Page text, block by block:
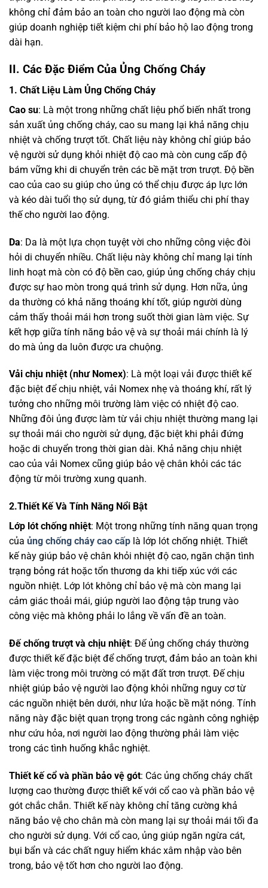
không chỉ đảm bảo an toàn cho người lao động mà còn
giúp doanh nghiệp tiết kiệm chi phí bảo hộ lao động trong
dài hạn.
II. Các Đặc Điểm Của Ủng Chống Cháy
1. Chất Liệu Làm Ủng Chống Cháy
Cao su: Là một trong những chất liệu phổ biến nhất trong
sản xuất ủng chống cháy, cao su mang lại khả năng chịu
nhiệt và chống trượt tốt. Chất liệu này không chỉ giúp bảo
vệ người sử dụng khỏi nhiệt độ cao mà còn cung cấp độ
bám vững khi di chuyển trên các bề mặt trơn trượt. Độ bền
cao của cao su giúp cho ủng có thể chịu được áp lực lớn
và kéo dài tuổi thọ sử dụng, từ đó giảm thiểu chi phí thay
thế cho người lao động.
Da: Da là một lựa chọn tuyệt vời cho những công việc đòi
hỏi di chuyển nhiều. Chất liệu này không chỉ mang lại tính
linh hoạt mà còn có độ bền cao, giúp ủng chống cháy chịu
được sự hao mòn trong quá trình sử dụng. Hơn nữa, ủng
da thường có khả năng thoáng khí tốt, giúp người dùng
cảm thấy thoải mái hơn trong suốt thời gian làm việc. Sự
kết hợp giữa tính năng bảo vệ và sự thoải mái chính là lý
do mà ủng da luôn được ưa chuộng.
Vải chịu nhiệt (như Nomex): Là một loại vải được thiết kế
đặc biệt để chịu nhiệt, vải Nomex nhẹ và thoáng khí, rất lý
tưởng cho những môi trường làm việc có nhiệt độ cao.
Những đôi ủng được làm từ vải chịu nhiệt thường mang lại
sự thoải mái cho người sử dụng, đặc biệt khi phải đứng
hoặc di chuyển trong thời gian dài. Khả năng chịu nhiệt
cao của vải Nomex cũng giúp bảo vệ chân khỏi các tác
động từ môi trường xung quanh.
2.Thiết Kế Và Tính Năng Nổi Bật
Lớp lót chống nhiệt: Một trong những tính năng quan trọng
của ủng chống cháy cao cấp là lớp lót chống nhiệt. Thiết
kế này giúp bảo vệ chân khỏi nhiệt độ cao, ngăn chặn tình
trạng bỏng rát hoặc tổn thương da khi tiếp xúc với các
nguồn nhiệt. Lớp lót không chỉ bảo vệ mà còn mang lại
cảm giác thoải mái, giúp người lao động tập trung vào
công việc mà không phải lo lắng về vấn đề an toàn.
Đế chống trượt và chịu nhiệt: Đế ủng chống cháy thường
được thiết kế đặc biệt để chống trượt, đảm bảo an toàn khi
làm việc trong môi trường có mặt đất trơn trượt. Đế chịu
nhiệt giúp bảo vệ người lao động khỏi những nguy cơ từ
các nguồn nhiệt bên dưới, như lửa hoặc bề mặt nóng. Tính
năng này đặc biệt quan trọng trong các ngành công nghiệp
như cứu hỏa, nơi người lao động thường phải làm việc
trong các tình huống khắc nghiệt.
Thiết kế cổ và phần bảo vệ gót: Các ủng chống cháy chất
lượng cao thường được thiết kế với cổ cao và phần bảo vệ
gót chắc chắn. Thiết kế này không chỉ tăng cường khả
năng bảo vệ cho chân mà còn mang lại sự thoải mái tối đa
cho người sử dụng. Với cổ cao, ủng giúp ngăn ngừa cát,
bụi bẩn và các chất nguy hiểm khác xâm nhập vào bên
trong, bảo vệ tốt hơn cho người lao động.